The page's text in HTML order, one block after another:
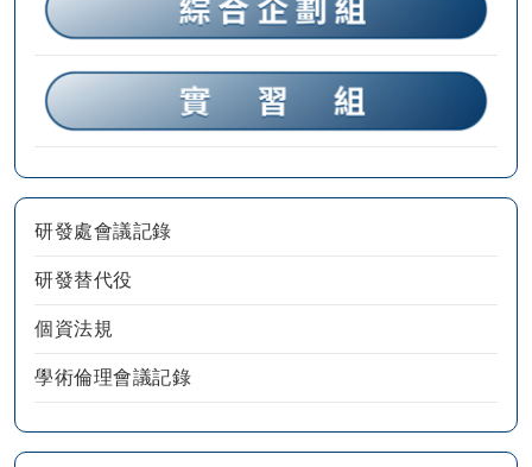
研發處會議記錄
研發替代役
個資法規
學術倫理會議記錄